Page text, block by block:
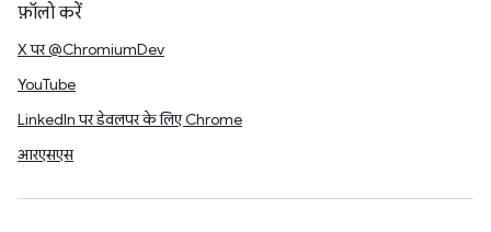
फ़ॉलो करें
X पर @ChromiumDev
YouTube
LinkedIn पर डेवलपर के लिए Chrome
आरएसएस